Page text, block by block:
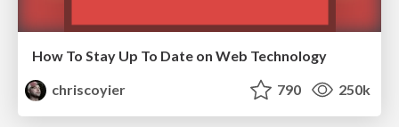
How To Stay Up To Date on Web Technology
chriscoyier
790 250k